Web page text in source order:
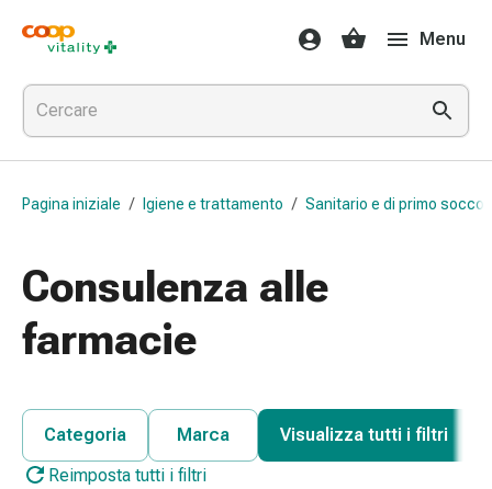
Farmaci
e
salute
Influenza
e
raffreddore
per
gola
Farmaci
l'influenza
raffreddore
Mal
di
Menu
Pagina iniziale / Igiene e trattamento / Sanitario e di primo
Consulenza alle
farmacie
Categoria Marca
Visualizza tutti i filtri
Reimposta tutti i filtri